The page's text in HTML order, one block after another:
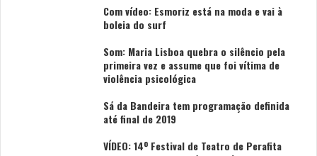
pedir. Que todos os estabelecimentos fossem
obrigados a comunicar para que seja mais fácil essa
desconfinamento e que não haja aqui nenhum
sobressalto. Os empresários pedem que haja um
equilíbrio entre o controlo da pandemia e a economia.
Não queremos aqui voltar a uma situação anterior. São
13 meses de enorme dificuldade que o setor está a
Com vídeo: Esmoriz está na moda e vai à
boleia do surf
Som: Maria Lisboa quebra o silêncio pela
primeira vez e assume que foi vítima de
violência psicológica
Sá da Bandeira tem programação definida
até final de 2019
VÍDEO: 14º Festival de Teatro de Perafita